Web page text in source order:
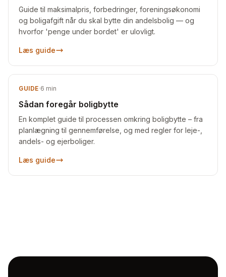
Guide til maksimalpris, forbedringer, foreningsøkonomi
og boligafgift når du skal bytte din andelsbolig — og
hvorfor 'penge under bordet' er ulovligt.
Læs guide
GUIDE·6 min
Sådan foregår boligbytte
En komplet guide til processen omkring boligbytte – fra
planlægning til gennemførelse, og med regler for leje-,
andels- og ejerboliger.
Læs guide